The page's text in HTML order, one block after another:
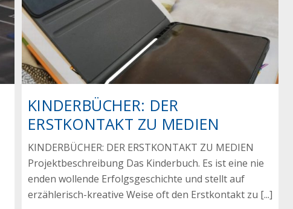
KINDERBÜCHER: DER
ERSTKONTAKT ZU MEDIEN
KINDERBÜCHER: DER ERSTKONTAKT ZU MEDIEN
Projektbeschreibung Das Kinderbuch. Es ist eine nie
enden wollende Erfolgsgeschichte und stellt auf
erzählerisch-kreative Weise oft den Erstkontakt zu [...]